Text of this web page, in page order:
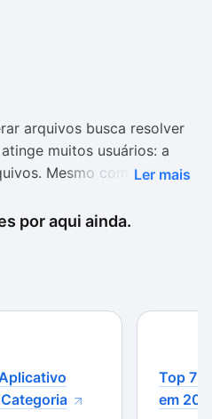
arquivos busca resolver
muitos usuários: a
Mesmo com outras
Isso acontece devido a sua
é efetiva e consegue
scan consegue acessar
busca não resultou
Ler mais
por aqui ainda.
Top 7
em